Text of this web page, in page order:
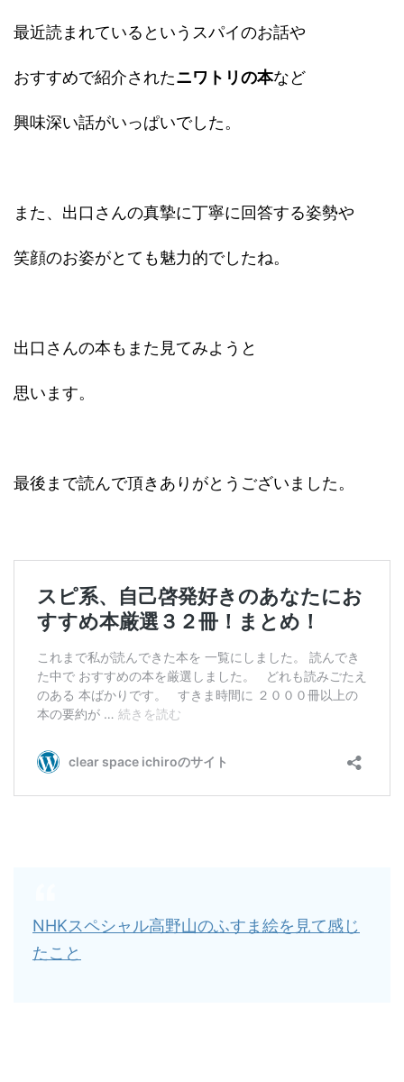
最近読まれているというスパイのお話や
おすすめで紹介されたニワトリの本など
興味深い話がいっぱいでした。
また、出口さんの真摯に丁寧に回答する姿勢や
笑顔のお姿がとても魅力的でしたね。
出口さんの本もまた見てみようと
思います。
最後まで読んで頂きありがとうございました。
NHKスペシャル高野山のふすま絵を見て感じ
たこと